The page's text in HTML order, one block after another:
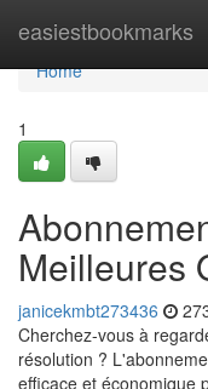
easiestbookmarks
Home
Home
1
Meilleures
janicekmbt273436
Cherchez-vous à
résolution ?
efficace et économique